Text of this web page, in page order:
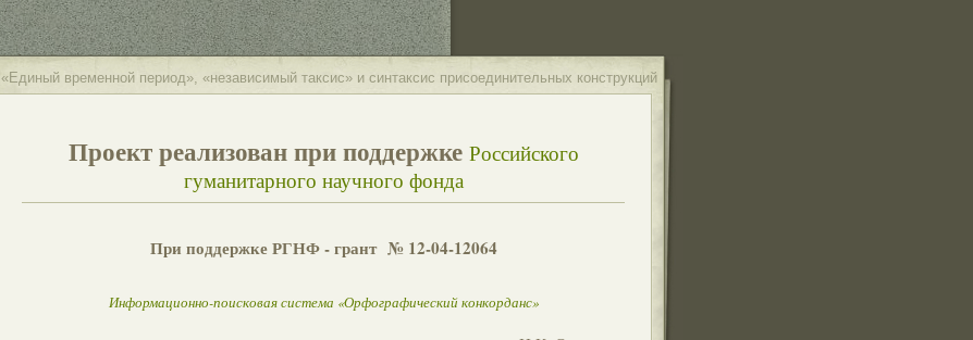
«Единый временной период», «независимый таксис» и синтаксис присоединительных конструкций
Проект реализован при поддержке Российского
гуманитарного научного фонда
При поддержке РГНФ - грант № 12-04-12064
Информационно-поисковая система «Орфографический конкорданс»